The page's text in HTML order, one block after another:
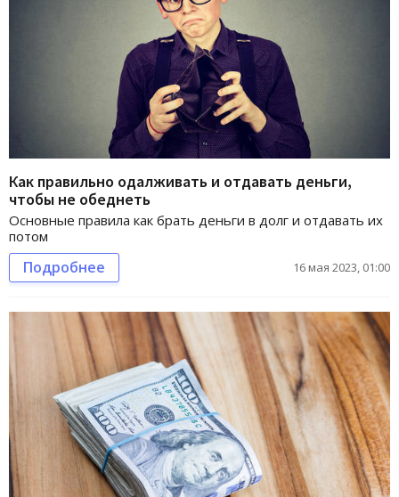
Как правильно одалживать и отдавать деньги,
чтобы не обеднеть
Основные правила как брать деньги в долг и отдавать их
потом
Подробнее 16 мая 2023, 01:00